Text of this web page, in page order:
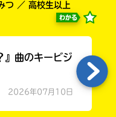
つ ／ 高校生以上
わかる
』曲のキービジ
2026年07月10日